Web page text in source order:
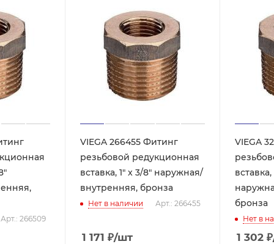
Арт.: 266509
VIEGA 266455 Фитинг
резьбовой редукционная
вставка, 1" x 3/8" наружная/
внутренняя, бронза
Нет в наличии Арт.: 266455
1 171 ₽/шт
VIEGA
бронза
Нет в
1 302 ₽